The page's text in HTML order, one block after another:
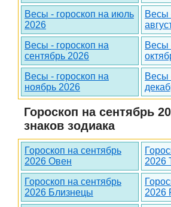
Весы - гороскоп на июль
2026
Весы
Весы - гороскоп на
сентябрь 2026
Весы
Весы - гороскоп на
ноябрь 2026
Весы
Гороскоп на сентябрь
знаков зодиака
Гороскоп на сентябрь
2026 Овен
2026
Гороскоп на сентябрь
2026 Близнецы
2026